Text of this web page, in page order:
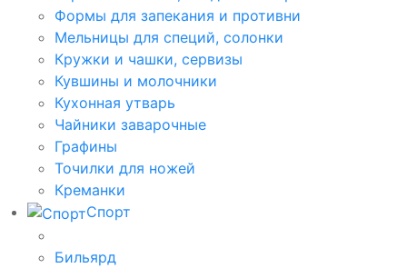
Формы для запекания и противни
Мельницы для специй, солонки
Кружки и чашки, сервизы
Кувшины и молочники
Кухонная утварь
Чайники заварочные
Графины
Точилки для ножей
Креманки
Спорт
Бильярд